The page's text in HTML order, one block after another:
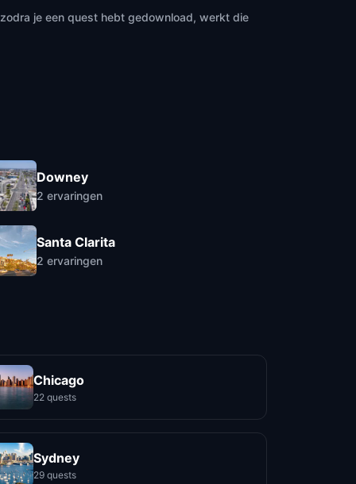
je een quest hebt gedownload, werkt die
Downey
2 ervaringen
Santa Clarita
2 ervaringen
Chicago
22 quests
Sydney
29 quests